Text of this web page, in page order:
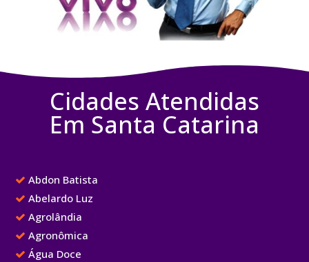
Cidades Atendidas
Em Santa Catarina
Abdon Batista
Abelardo Luz
Agrolândia
Agronômica
Água Doce